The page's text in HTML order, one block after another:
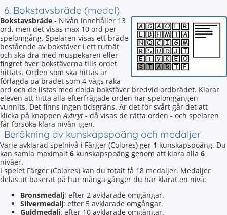
6. Bokstavsbräde (medel)
Bokstavsbräde - Nivån innehåller 13
ord, men det visas max 10 ord per
spelomgång. Spelaren visas ett bräde
bestående av bokstäver i ett rutnät
och ska dra med muspekaren eller
fingret över bokstäverna tills ordet
hittats. Orden som ska hittas är
förlagda på brädet som 4-vägs raka
ord och de listas med dolda bokstäver bredvid ordbrädet. Klarar
eleven att hitta alla efterfrågade orden har spelomgången
vunnits. Det finns ingen tidsgräns. Är det för svårt går det att
klicka på knappenAvbryt - då visas de rätta orden - och spelaren
får försöka klara nivån igen.
Beräkning av kunskapspoäng och medaljer
Varje avklarad spelnivå i Färger (Colores) ger 1 kunskapspoäng. Du
kan samla maximalt 6 kunskapspoäng genom att klara alla 6
nivåer.
I spelet Färger (Colores) kan du totalt få 18 medaljer. Medaljer
delas ut baserat på hur många gånger du har klarat en nivå:
Bronsmedalj: efter 2 avklarade omgångar.
Silvermedalj: efter 5 avklarade omgångar.
Guldmedalj: efter 10 avklarade omgångar.